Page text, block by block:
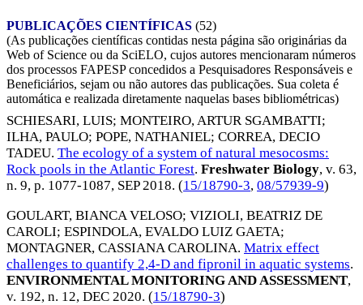
PUBLICAÇÕES CIENTÍFICAS (52)
(As publicações científicas contidas nesta página são originárias da
Web of Science ou da SciELO, cujos autores mencionaram números
dos processos FAPESP concedidos a Pesquisadores Responsáveis e
Beneficiários, sejam ou não autores das publicações. Sua coleta é
automática e realizada diretamente naquelas bases bibliométricas)
SCHIESARI, LUIS; MONTEIRO, ARTUR SGAMBATTI;
ILHA, PAULO; POPE, NATHANIEL; CORREA, DECIO
TADEU. The ecology of a system of natural mesocosms:
Rock pools in the Atlantic Forest. Freshwater Biology, v. 63,
n. 9, p. 1077-1087, SEP 2018. (15/18790-3, 08/57939-9)
GOULART, BIANCA VELOSO; VIZIOLI, BEATRIZ DE
CAROLI; ESPINDOLA, EVALDO LUIZ GAETA;
MONTAGNER, CASSIANA CAROLINA. Matrix effect
challenges to quantify 2,4-D and fipronil in aquatic systems.
ENVIRONMENTAL MONITORING AND ASSESSMENT,
v. 192, n. 12, DEC 2020. (15/18790-3)